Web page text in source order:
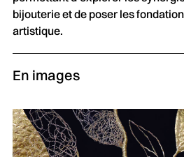
bijouterie et de poser les
artistique.
En images